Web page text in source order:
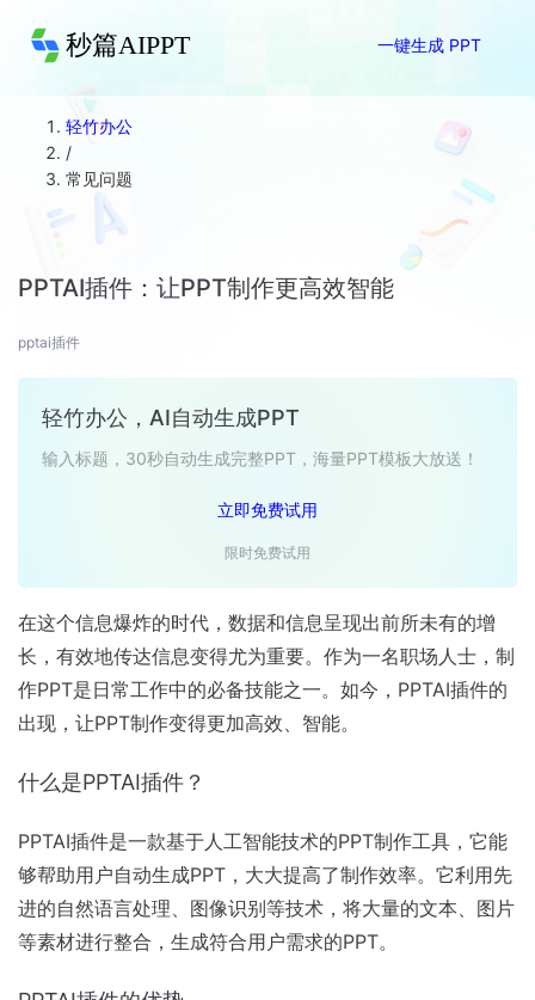
秒篇AIPPT 一键生成 PPT
轻竹办公
/
常见问题
PPTAI插件：让PPT制作更高效智能
pptai插件
轻竹办公，AI自动生成PPT
输入标题，30秒自动生成完整PPT，海量PPT模板大放送！
立即免费试用
限时免费试用
在这个信息爆炸的时代，数据和信息呈现出前所未有的增
长，有效地传达信息变得尤为重要。作为一名职场人士，制
作PPT是日常工作中的必备技能之一。如今，PPTAI插件的
出现，让PPT制作变得更加高效、智能。
什么是PPTAI插件？
PPTAI插件是一款基于人工智能技术的PPT制作工具，它能
够帮助用户自动生成PPT，大大提高了制作效率。它利用先
进的自然语言处理、图像识别等技术，将大量的文本、图片
等素材进行整合，生成符合用户需求的PPT。